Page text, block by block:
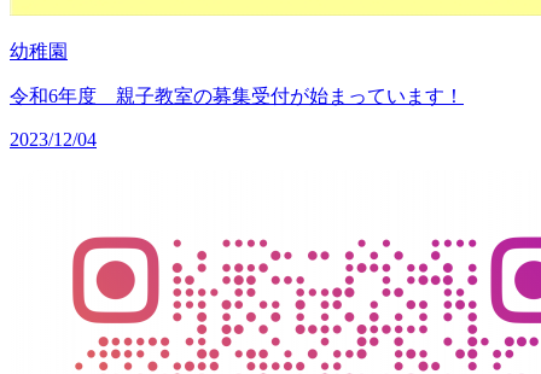
幼稚園
令和6年度 親子教室の募集受付が始まっています！
2023/12/04